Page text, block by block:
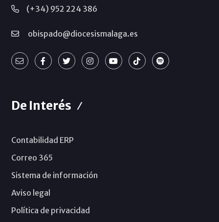
(+34) 952 224 386
obispado@diocesismalaga.es
De Interés
Contabilidad ERP
Correo 365
Sistema de información
Aviso legal
Política de privacidad